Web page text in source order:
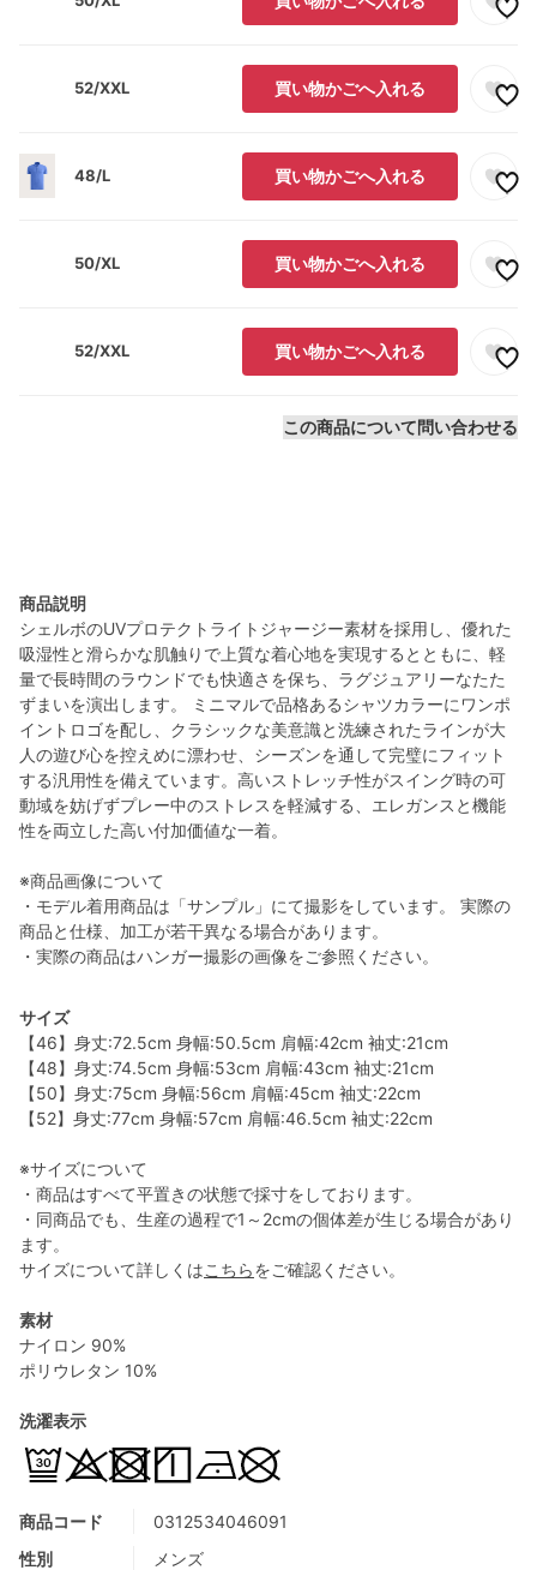
商品コード
0312534046091
性別
メンズ
52/XXL 買い物かごへ入れる
48/L 買い物かごへ入れる
50/XL 買い物かごへ入れる
52/XXL 買い物かごへ入れる
この商品について問い合わせる
商品説明
シェルボのUVプロテクトライトジャージー素材を採用し、優れた
吸湿性と滑らかな肌触りで上質な着心地を実現するとともに、軽
量で長時間のラウンドでも快適さを保ち、ラグジュアリーなたた
ずまいを演出します。 ミニマルで品格あるシャツカラーにワンポ
イントロゴを配し、クラシックな美意識と洗練されたラインが大
人の遊び心を控えめに漂わせ、シーズンを通して完璧にフィット
する汎用性を備えています。高いストレッチ性がスイング時の可
動域を妨げずプレー中のストレスを軽減する、エレガンスと機能
性を両立した高い付加価値な一着。
※商品画像について
・モデル着用商品は「サンプル」にて撮影をしています。 実際の
商品と仕様、加工が若干異なる場合があります。
・実際の商品はハンガー撮影の画像をご参照ください。
サイズ
【46】身丈:72.5cm 身幅:50.5cm 肩幅:42cm 袖丈:21cm
【48】身丈:74.5cm 身幅:53cm 肩幅:43cm 袖丈:21cm
【50】身丈:75cm 身幅:56cm 肩幅:45cm 袖丈:22cm
【52】身丈:77cm 身幅:57cm 肩幅:46.5cm 袖丈:22cm
※サイズについて
・商品はすべて平置きの状態で採寸をしております。
・同商品でも、生産の過程で1～2cmの個体差が生じる場合があり
ます。
サイズについて詳しくはこちらをご確認ください。
素材
ナイロン 90%
ポリウレタン 10%
洗濯表示